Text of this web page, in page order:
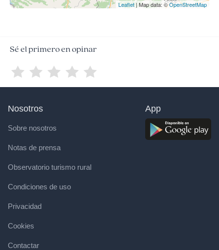
Leaflet | Map data: ©OpenStreetMap
Sé el primero en opinar
Nosotros
Sobre nosotros
Notas de prensa
Observatorio turismo rural
Condiciones de uso
Privacidad
Cookies
Contactar
App